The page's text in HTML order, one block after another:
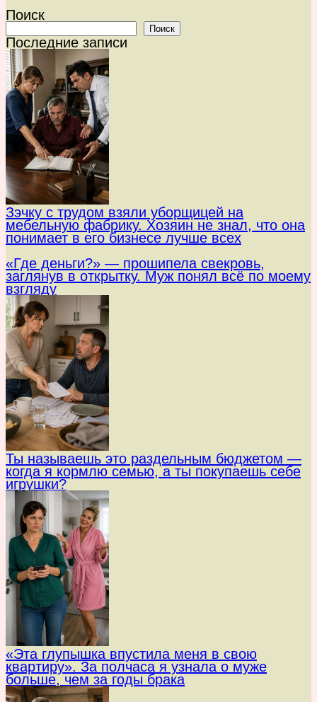
Поиск
Поиск
Последние записи
Зэчку с трудом взяли уборщицей на
мебельную фабрику. Хозяин не знал, что она
понимает в его бизнесе лучше всех
«Где деньги?» — прошипела свекровь,
заглянув в открытку. Муж понял всё по моему
взгляду
Ты называешь это раздельным бюджетом —
когда я кормлю семью, а ты покупаешь себе
игрушки?
«Эта глупышка впустила меня в свою
квартиру». За полчаса я узнала о муже
больше, чем за годы брака